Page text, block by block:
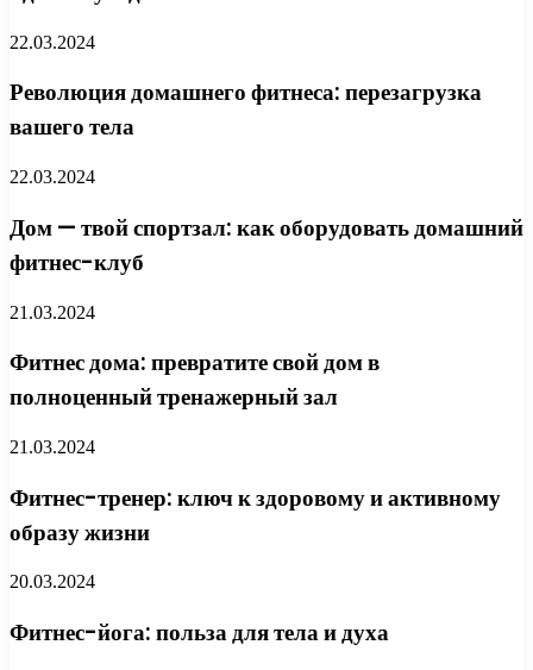
22.03.2024
Революция домашнего фитнеса: перезагрузка
вашего тела
22.03.2024
Дом — твой спортзал: как оборудовать домашний
фитнес-клуб
21.03.2024
Фитнес дома: превратите свой дом в
полноценный тренажерный зал
21.03.2024
Фитнес-тренер: ключ к здоровому и активному
образу жизни
20.03.2024
Фитнес-йога: польза для тела и духа